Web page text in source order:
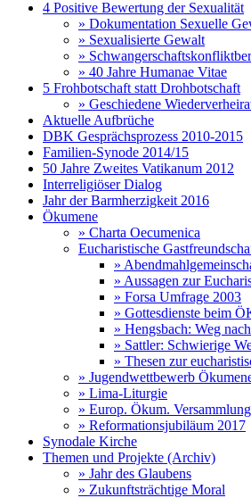
4 Positive Bewertung der Sexualität
» Dokumentation Sexuelle
» Sexualisierte Gewalt
»
» 40 Jahre Humanae Vitae
5 Frohbotschaft statt Drohbotschaft
» Geschiedene
Aktuelle Aufbrüche
DBK Gesprächsprozess 2010-2015
Familien-Synode 2014/15
50 Jahre Zweites Vatikanum 2012
Interreligiöser Dialog
Jahr der Barmherzigkeit 2016
Ökumene
» Charta Oecumenica
Eucharistische
»
» Aussagen zur
» Forsa Umfrage 2003
» Gottesdienste beim
» Hengsbach: Weg
» Sattler: Schwierige
» Thesen zur
» Jugendwettbewerb
» Lima-Liturgie
» Europ. Ökum.
» Reformationsjubiläum 2017
Synodale Kirche
Themen und Projekte (Archiv)
» Jahr des Glaubens
» Zukunftsträchtige Moral